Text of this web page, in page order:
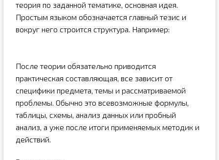
теория по заданной тематике, основная идея.
Простым языком обозначается главный тезис и
вокруг него строится структура. Например:
После теории обязательно приводится
практическая составляющая, все зависит от
специфики предмета, темы и рассматриваемой
проблемы. Обычно это всевозможные формулы,
таблицы, схемы, анализ данных или пробный
анализ, а уже после итоги применяемых методик и
действий.